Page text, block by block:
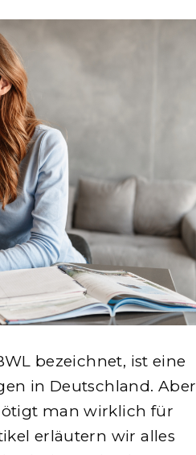
ALLES,
bezeichnet, ist eine
in Deutschland. Aber
man wirklich für
erläutern wir alles